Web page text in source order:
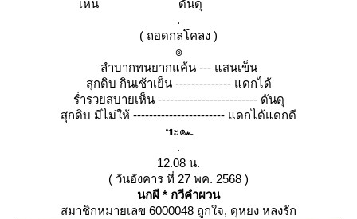
เห็น ดันดุ
.
( ถอดกลโคลง )
๏
ลำบากทนยากแค้น --- แสนเข็น
สุกดิบ กินเช้าเย็น -------------- แดกได้
ร่ำรวยสบายเห็น ------------------------- ดันดุ
สุกดิบ มีไม่ให้ ----------------------- แดกได้แดกดี
๚ะ๛
.
12.08 น.
( วันอังคาร ที่ 27 พค. 2568 )
นกผี * กวีคำผวน
สมาชิกหมายเลข 6000048 ถูกใจ, ดุหยง หลงรัก